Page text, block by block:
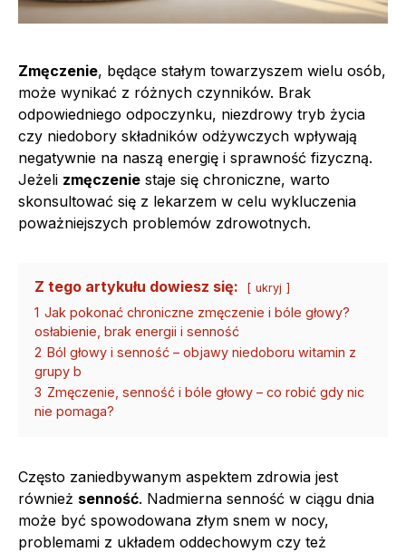
Zmęczenie, będące stałym towarzyszem wielu osób,
może wynikać z różnych czynników. Brak
odpowiedniego odpoczynku, niezdrowy tryb życia
czy niedobory składników odżywczych wpływają
negatywnie na naszą energię i sprawność fizyczną.
Jeżeli zmęczenie staje się chroniczne, warto
skonsultować się z lekarzem w celu wykluczenia
poważniejszych problemów zdrowotnych.
Z tego artykułu dowiesz się: ukryj
1 Jak pokonać chroniczne zmęczenie i bóle głowy?
osłabienie, brak energii i senność
2 Ból głowy i senność – objawy niedoboru witamin z
grupy b
3 Zmęczenie, senność i bóle głowy – co robić gdy nic
nie pomaga?
Często zaniedbywanym aspektem zdrowia jest
również senność. Nadmierna senność w ciągu dnia
może być spowodowana złym snem w nocy,
problemami z układem oddechowym czy też